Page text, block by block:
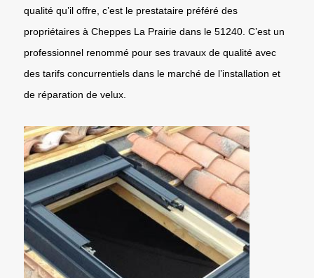
qualité qu’il offre, c’est le prestataire préféré des
propriétaires à Cheppes La Prairie dans le 51240. C’est un
professionnel renommé pour ses travaux de qualité avec
des tarifs concurrentiels dans le marché de l’installation et
de réparation de velux.